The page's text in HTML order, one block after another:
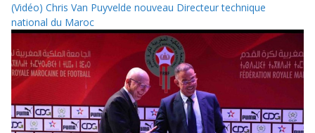
(Vidéo) Chris Van Puyvelde nouveau Directeur technique
national du Maroc